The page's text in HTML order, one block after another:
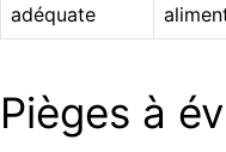
adéquate
Pièges à